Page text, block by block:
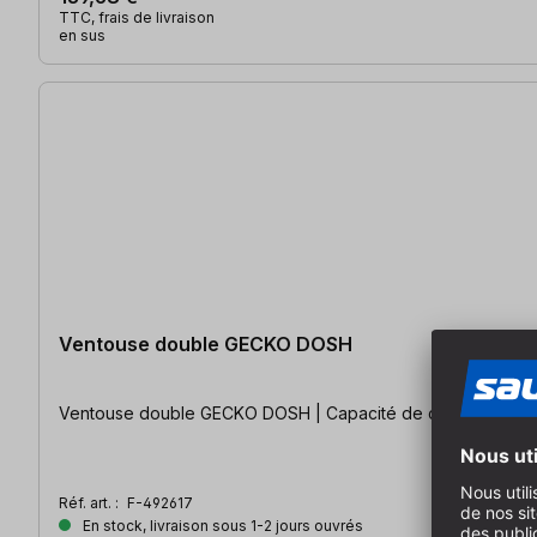
TTC, frais de livraison
en sus
Ventouse double GECKO DOSH
Ventouse double GECKO DOSH | Capacité de charge : 50
Réf. art. : F-492617
En stock, livraison sous 1-2 jours ouvrés